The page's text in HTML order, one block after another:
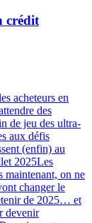
crédit
acheteurs en
des
de jeu des ultra-
aux défis
(enfin) au
2025Les
maintenant, on ne
changer le
de 2025… et
devenir